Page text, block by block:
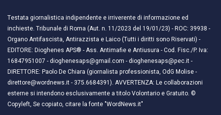
Testata giornalistica indipendente e irriverente di informazione ed
inchieste. Tribunale di Roma (Aut. n. 11/2023 del 19/01/23) - ROC: 39938 -
Organo Antifascista, Antirazzista e Laico (Tutti i diritti sono Riservati) -
EDITORE: Dioghenes APS® - Ass. Antimafie e Antiusura - Cod. Fisc./P. Iva:
16847951007 - dioghenesaps@gmail.com - dioghenesaps@pec.it - ​​
DIRETTORE: Paolo De Chiara (giornalista professionista, OdG Molise -
direttore@wordnews.it - ​​375.6684391). AVVERTENZA: Le collaborazioni
esterne si intendono esclusivamente a titolo Volontario e Gratuito. ©
Copyleft, Se copiato, citare la fonte "WordNews.it"